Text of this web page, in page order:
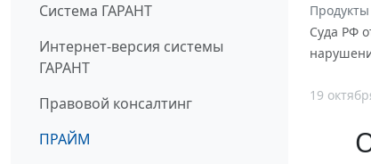
Система ГАРАНТ
Интернет-версия системы
ГАРАНТ
Правовой консалтинг
ПРАЙМ
Продукты
Суда РФ
19